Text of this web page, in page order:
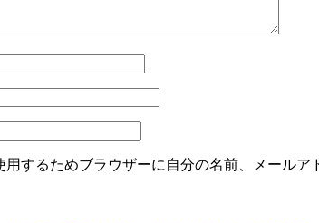
用するためブラウザーに自分の名前、メールア